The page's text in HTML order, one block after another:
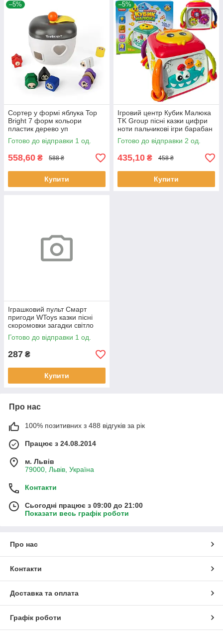
–5%
Сортер у формі яблука Top
Bright 7 форм кольори
пластик дерево уп
16,6*15,2*17,6см (121009)
Готово до відправки 1 од.
558,60 ₴ 588 ₴
Купити
–5%
Ігровий центр Кубик Малюка
TK Group пісні казки цифри
ноти пальчикові ігри барабан
укр мова (27775)
Готово до відправки 2 од.
435,10 ₴ 458 ₴
Купити
Іграшковий пульт Смарт
пригоди WToys казки пісні
скоромовки загадки світло
укр мова 15,5*7*2,5 см
(31645)
Готово до відправки 1 од.
287 ₴
Купити
Про нас
100% позитивних з 488 відгуків за рік
Працює з 24.08.2014
м. Львів
79000, Львів, Україна
Контакти
Сьогодні працює з 09:00 до 21:00
Показати весь графік роботи
Про нас
Контакти
Доставка та оплата
Графік роботи